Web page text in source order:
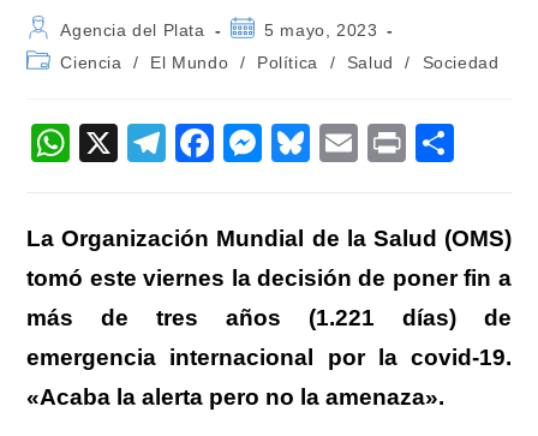
Autor
de
la
Agencia del Plata
Publicación
la
5 mayo, 2023
Categoría
entrada:
Ciencia / El Mundo / Política / Salud / Sociedad
W
at
s
A
p
p
X
T
e
gr
a
m
F
c
e
b
o
o
k
M
ss
e
n
g
er
Bl
e
sk
y
E
ail
Pr
t
m
p
ar
tir
La Organización Mundial de la Salud (OMS)
tomó este viernes la decisión de poner fin a
más de tres años (1.221 días) de
emergencia internacional por la covid-19.
«Acaba la alerta pero no la amenaza».